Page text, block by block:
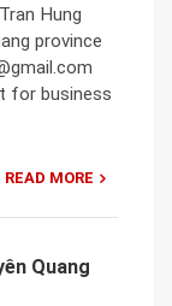
Hung
province
for business
READ MORE
Quang